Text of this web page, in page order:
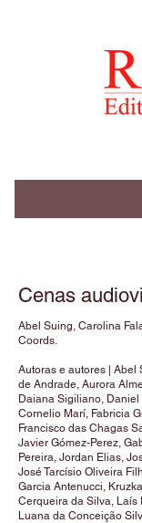
Cenas
Abel Suing, Carolina
Coords.
Autoras e autores | Abel
de Andrade, Aurora
Daiana Sigiliano,
Cornelio Marí, Fabricia
Francisco das Chagas
Javier Gómez-Perez,
Pereira, Jordan Elias,
José Tarcísio Oliveira
Garcia Antenucci,
Cerqueira da Silva, Laís
Luana da Conceição